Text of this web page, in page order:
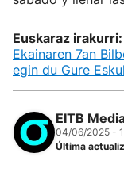
Euskaraz irakurri:
Ekainaren 7an
egin du Gure
EITB
04/06/2025 -
Última